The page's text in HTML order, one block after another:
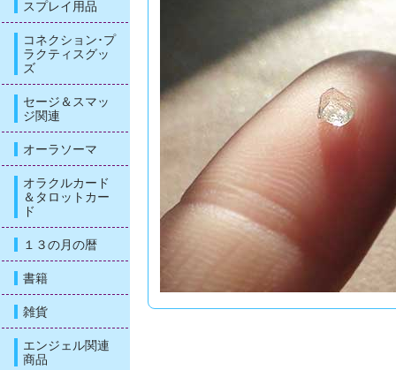
スプレイ用品
コネクション･プ
ラクティスグッ
ズ
セージ＆スマッ
ジ関連
オーラソーマ
オラクルカード
＆タロットカー
ド
１３の月の暦
書籍
雑貨
エンジェル関連
商品